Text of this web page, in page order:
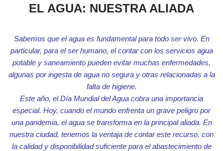
EL AGUA: NUESTRA ALIADA
Sabemos que el agua es fundamental para todo ser vivo. En
particular, para el ser humano, el contar con los servicios agua
potable y saneamiento pueden evitar muchas enfermedades,
algunas por ingesta de agua no segura y otras relacionadas a la
falta de higiene.
Este año, el Día Mundial del Agua cobra una importancia
especial. Hoy, cuando el mundo enfrenta un grave peligro por
una pandemia, el agua se transforma en la principal aliada. En
nuestra ciudad, tenemos la ventaja de contar este recurso, con
la calidad y disponibilidad suficiente para el abastecimiento de